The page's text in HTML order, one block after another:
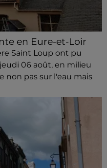
en Eure-et-Loir
Saint Loup ont pu
06 août, en milieu
non pas sur l'eau mais